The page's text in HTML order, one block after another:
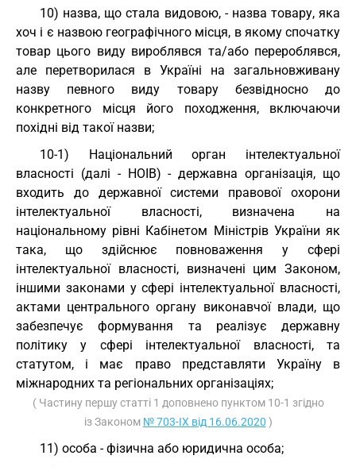
10) назва, що стала видовою, - назва товару, яка
хоч і є назвою географічного місця, в якому спочатку
товар цього виду вироблявся та/або перероблявся,
але перетворилася в Україні на загальновживану
назву певного виду товару безвідносно до
конкретного місця його походження, включаючи
похідні від такої назви;
10-1) Національний орган інтелектуальної
власності (далі - НОІВ) - державна організація, що
входить до державної системи правової охорони
інтелектуальної власності, визначена на
національному рівні Кабінетом Міністрів України як
така, що здійснює повноваження у сфері
інтелектуальної власності, визначені цим Законом,
іншими законами у сфері інтелектуальної власності,
актами центрального органу виконавчої влади, що
забезпечує формування та реалізує державну
політику у сфері інтелектуальної власності, та
статутом, і має право представляти Україну в
міжнародних та регіональних організаціях;
( Частину першу статті 1 доповнено пунктом 10-1 згідно
із Законом № 703-IX від 16.06.2020 )
11) особа - фізична або юридична особа;